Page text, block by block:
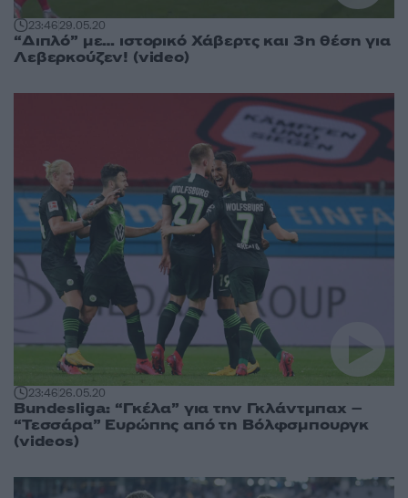
23:4629.05.20
“Διπλό” με… ιστορικό Χάβερτς και 3η θέση για
Λεβερκούζεν! (video)
23:4626.05.20
Bundesliga: “Γκέλα” για την Γκλάντμπαχ –
“Τεσσάρα” Ευρώπης από τη Βόλφσμπουργκ
(videos)